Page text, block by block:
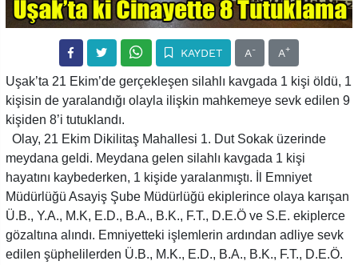
KAYDET A- A+
Uşak’ta 21 Ekim’de gerçekleşen silahlı kavgada 1 kişi öldü, 1
kişisin de yaralandığı olayla ilişkin mahkemeye sevk edilen 9
kişiden 8’i tutuklandı.
Olay, 21 Ekim Dikilitaş Mahallesi 1. Dut Sokak üzerinde
meydana geldi. Meydana gelen silahlı kavgada 1 kişi
hayatını kaybederken, 1 kişide yaralanmıştı. İl Emniyet
Müdürlüğü Asayiş Şube Müdürlüğü ekiplerince olaya karışan
Ü.B., Y.A., M.K, E.D., B.A., B.K., F.T., D.E.Ö ve S.E. ekiplerce
gözaltına alındı. Emniyetteki işlemlerin ardından adliye sevk
edilen şüphelilerden Ü.B., M.K., E.D., B.A., B.K., F.T., D.E.Ö.